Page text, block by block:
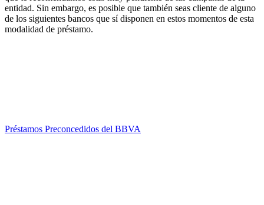
entidad. Sin embargo, es posible que también seas cliente de alguno
de los siguientes bancos que sí disponen en estos momentos de esta
modalidad de préstamo.
Préstamos Preconcedidos del BBVA